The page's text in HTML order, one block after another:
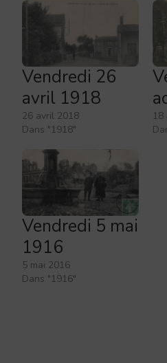
Vendredi 26
avril 1918
26 avril 2018
Dans "1918"
Vendredi 5 mai
1916
5 mai 2016
Dans "1916"